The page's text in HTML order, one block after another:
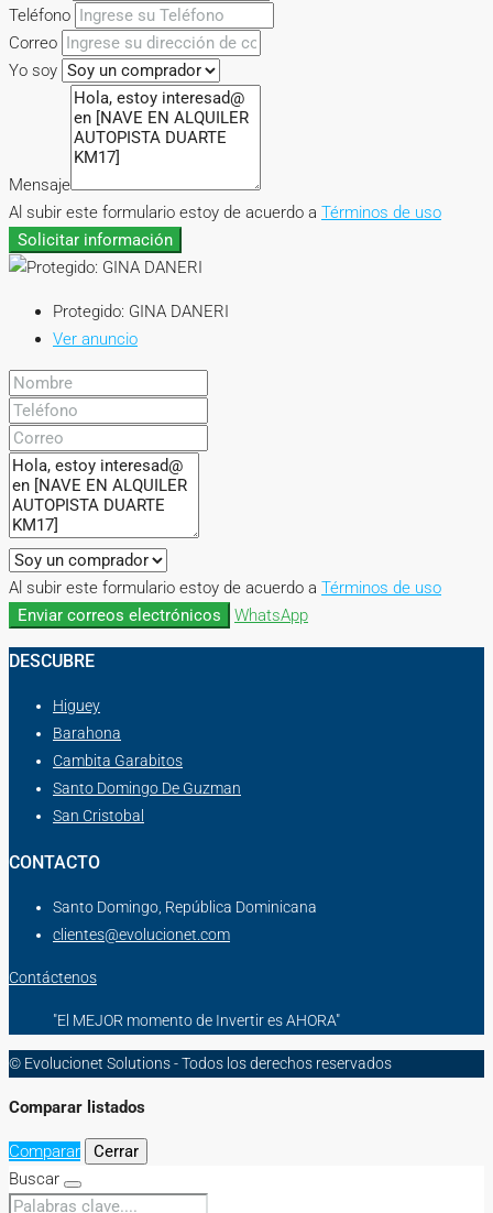
Teléfono
Correo
Yo soy
Mensaje
Al subir este formulario estoy de acuerdo a Términos de uso
Solicitar información
Protegido: GINA DANERI
Ver anuncio
Al subir este formulario estoy de acuerdo a Términos de uso
Enviar correos electrónicos
WhatsApp
DESCUBRE
Higuey
Barahona
Cambita Garabitos
Santo Domingo De Guzman
San Cristobal
CONTACTO
Santo Domingo, República Dominicana
clientes@evolucionet.com
Contáctenos
"El MEJOR momento de Invertir es AHORA"
© Evolucionet Solutions - Todos los derechos reservados
Comparar listados
Comparar
Cerrar
Buscar